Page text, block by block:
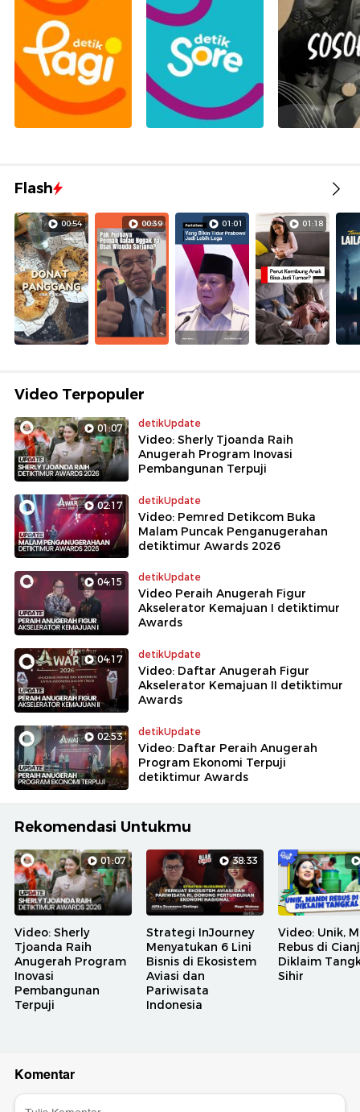
Flash
00:54 00:39 01:01 01:18
Video Terpopuler
01:07 detikUpdate
Video: Sherly Tjoanda Raih
Anugerah Program Inovasi
Pembangunan Terpuji
02:17 detikUpdate
Video: Pemred Detikcom Buka
Malam Puncak Penganugerahan
detiktimur Awards 2026
04:15 detikUpdate
Video Peraih Anugerah Figur
Akselerator Kemajuan I detiktimur
Awards
04:17 detikUpdate
Video: Daftar Anugerah Figur
Akselerator Kemajuan II detiktimur
Awards
02:53 detikUpdate
Video: Daftar Peraih Anugerah
Program Ekonomi Terpuji
detiktimur Awards
Rekomendasi Untukmu
01:07
Video: Sherly
Tjoanda Raih
Anugerah Program
Inovasi
Pembangunan
Terpuji
38:33
Strategi InJourney
Menyatukan 6 Lini
Bisnis di Ekosistem
Aviasi dan
Pariwisata
Indonesia
Video: Unik,
Rebus di
Diklaim
Sihir